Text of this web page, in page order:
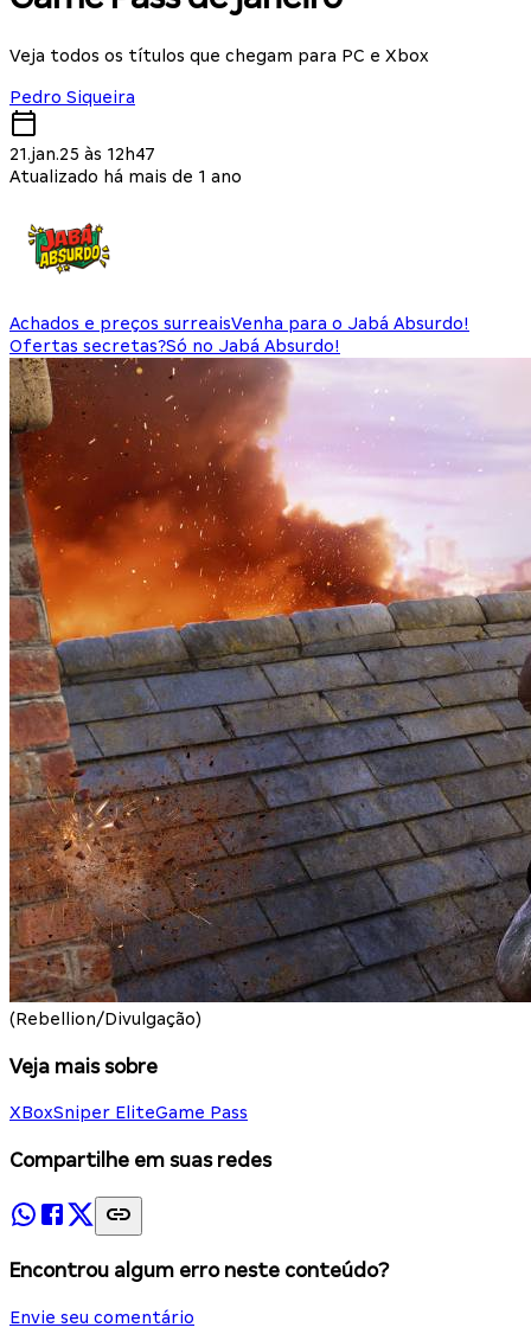
Veja todos os títulos que chegam para PC e Xbox
Pedro Siqueira
21.jan.25 às 12h47
Atualizado há mais de 1 ano
Achados e preços surreaisVenha para o Jabá Absurdo!
Ofertas secretas?Só no Jabá Absurdo!
(Rebellion/Divulgação)
Veja mais sobre
XBoxSniper EliteGame Pass
Compartilhe em suas redes
Encontrou algum erro neste conteúdo?
Envie seu comentário